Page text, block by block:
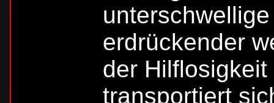
erdrückender
der
transportiert